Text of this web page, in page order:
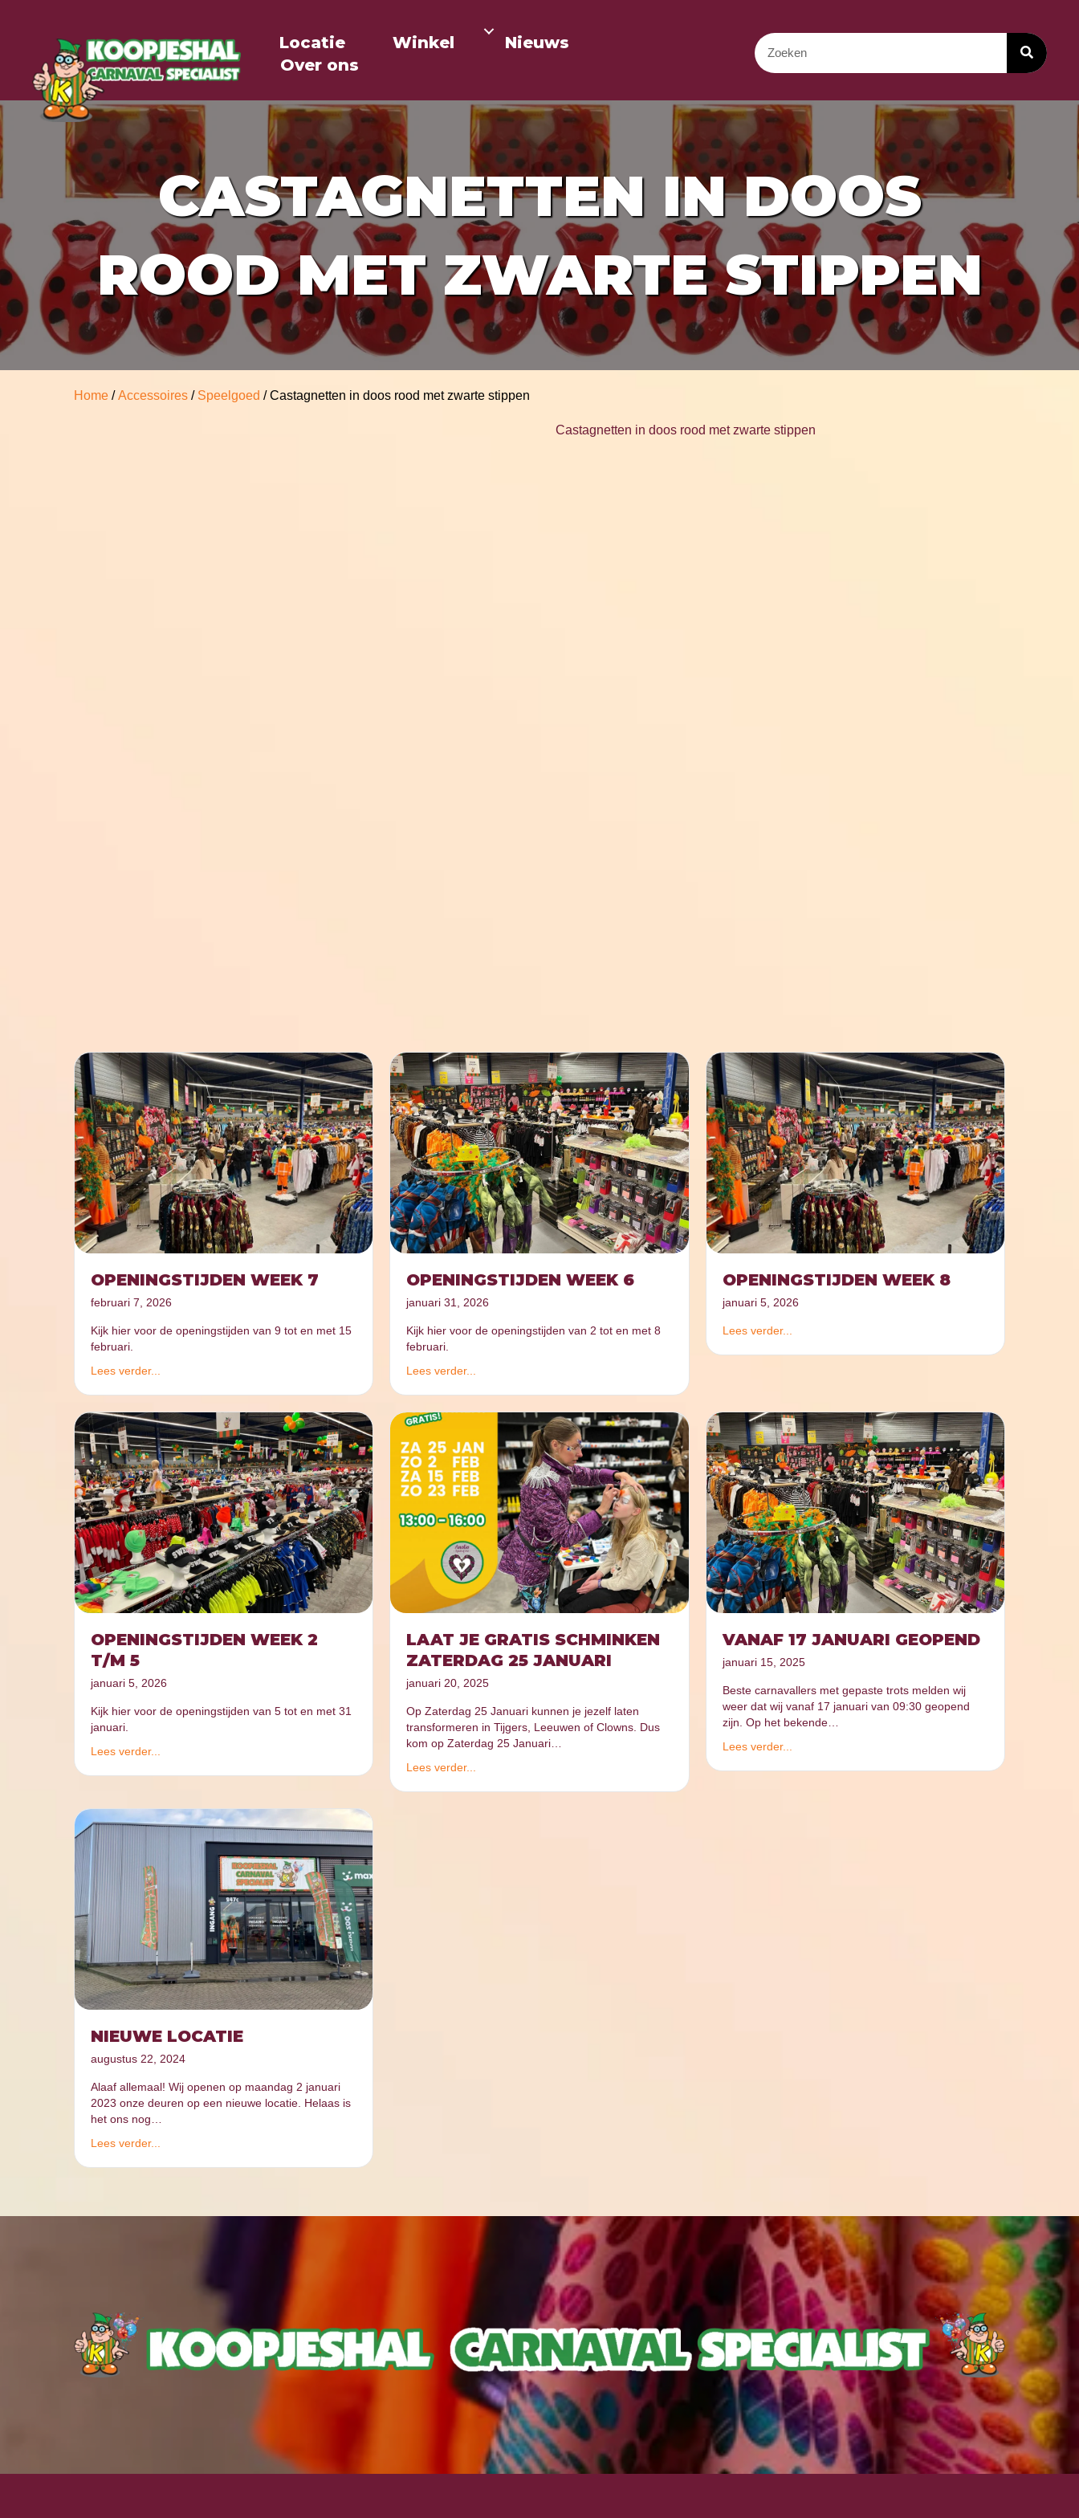
Locatie Winkel
Nieuws
Over ons
CASTAGNETTEN IN DOOS
ROOD MET ZWARTE STIPPEN
Home /Accessoires / Speelgoed / Castagnetten in doos rood met zwarte stippen
Castagnetten in doos rood met zwarte stippen
OPENINGSTIJDEN WEEK 7
februari 7, 2026
Kijk hier voor de openingstijden van 9 tot en met 15
februari.
Lees verder...
OPENINGSTIJDEN WEEK 6
januari 31, 2026
Kijk hier voor de openingstijden van 2 tot en met 8
februari.
Lees verder...
OPENINGSTIJDEN WEEK 8
januari 5, 2026
Lees verder...
OPENINGSTIJDEN WEEK 2
T/M 5
januari 5, 2026
Kijk hier voor de openingstijden van 5 tot en met 31
januari.
Lees verder...
LAAT JE GRATIS SCHMINKEN
ZATERDAG 25 JANUARI
januari 20, 2025
Op Zaterdag 25 Januari kunnen je jezelf laten
transformeren in Tijgers, Leeuwen of Clowns. Dus
kom op Zaterdag 25 Januari…
Lees verder...
VANAF 17 JANUARI GEOPEND
januari 15, 2025
Beste carnavallers met gepaste trots melden wij
weer dat wij vanaf 17 januari van 09:30 geopend
zijn. Op het bekende…
Lees verder...
NIEUWE LOCATIE
augustus 22, 2024
Alaaf allemaal! Wij openen op maandag 2 januari
2023 onze deuren op een nieuwe locatie. Helaas is
het ons nog…
Lees verder...